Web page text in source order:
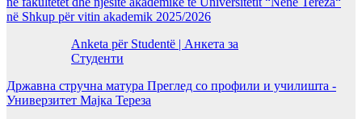
në Shkup për vitin akademik 2025/2026
Anketa për Studentë | Анкета за
Студенти
Државна стручна матура Преглед со профили и училишта -
Универзитет Мајка Тереза